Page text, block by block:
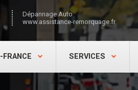
Dépannage Auto
www.assistance-remorquage.fr
FRANCE SERVICES